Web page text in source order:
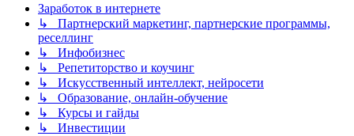
Заработок в интернете
↳ Партнерский маркетинг, партнерские программы,
реселлинг
↳ Инфобизнес
↳ Репетиторство и коучинг
↳ Искусственный интеллект, нейросети
↳ Образование, онлайн-обучение
↳ Курсы и гайды
↳ Инвестиции